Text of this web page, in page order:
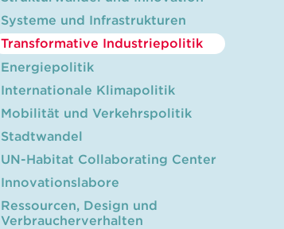
Systeme und Infrastrukturen
Transformative Industriepolitik
Energiepolitik
Internationale Klimapolitik
Mobilität und Verkehrspolitik
Stadtwandel
UN-Habitat Collaborating Center
Innovationslabore
Ressourcen, Design und
Verbraucherverhalten